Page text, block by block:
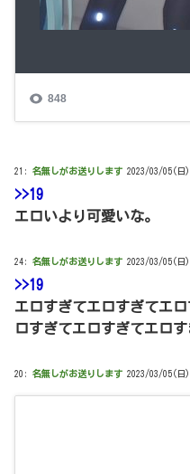
21: 名無しがお送りします 2023/03/05(日
>>19
エロいより可愛いな。
24: 名無しがお送りします 2023/03/05(日
>>19
エロすぎてエロすぎてエ
ロすぎてエロすぎてエロ
20: 名無しがお送りします 2023/03/05(日